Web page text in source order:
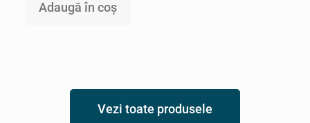
Adaugă în coș
Vezi toate produsele